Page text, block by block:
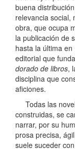
buena
relevancia social,
obra, que ocupa
la publicación de
hasta la última
editorial que
dorado de libros,
disciplina que
aficiones.
Todas las
construidas, se
narrar, por su
prosa precisa,
suele suceder